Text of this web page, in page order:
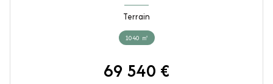
Terrain
1040 ㎡
69 540 €